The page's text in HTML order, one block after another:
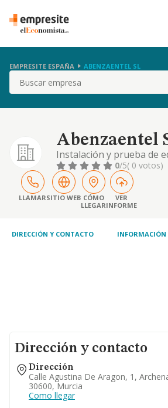
EMPRESITE ESPAÑA ABENZAENTEL SL
Buscar
Abenzaentel
Instalación y prueba de
transmisión, radio y
0/5( 0 votos)
LLAMARSITIO WEB CÓMO
LLEGAR
VER
INFORME
DIRECCIÓN Y CONTACTO INFORMACIÓN
Dirección y contacto
Dirección
Calle Agustina De Aragon, 1,
30600, Murcia
Como llegar